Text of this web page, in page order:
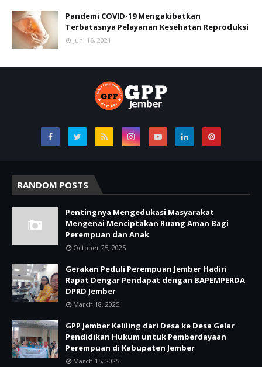
Pandemi COVID-19 Mengakibatkan
Terbatasnya Pelayanan Kesehatan Reproduksi
Juni 16, 2021
RANDOM POSTS
Pentingnya Mengedukasi Masyarakat
Mengenai Menciptakan Ruang Aman Bagi
Perempuan dan Anak
October 25, 2025
Gerakan Peduli Perempuan Jember Hadiri
Rapat Dengar Pendapat dengan BAPEMPERDA
DPRD Jember
March 18, 2025
GPP Jember Keliling dari Desa ke Desa Gelar
Pendidikan Hukum untuk Pemberdayaan
Perempuan di Kabupaten Jember
March 15, 2025